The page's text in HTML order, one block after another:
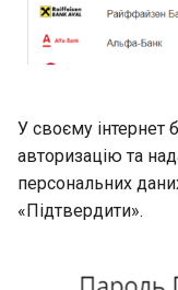
У своєму інтернет
авторизацію та
персональних
«Підтвердити».